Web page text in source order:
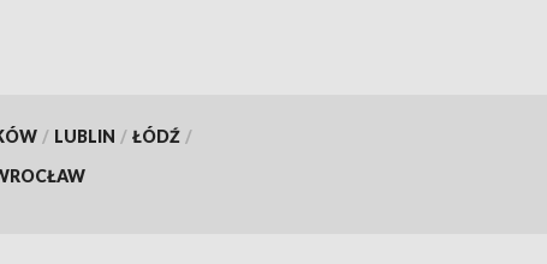
/ LUBLIN / ŁÓDŹ /